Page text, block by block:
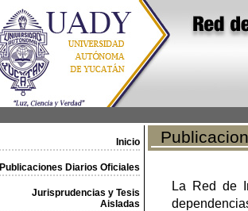
Inicio
Publicaciones Diarios Oficiales
Jurisprudencias y Tesis
Aisladas
La Red de